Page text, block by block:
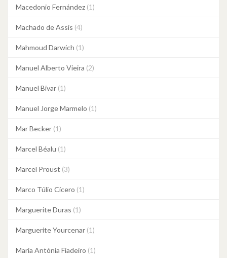
Macedonio Fernández (1)
Machado de Assis (4)
Mahmoud Darwich (1)
Manuel Alberto Vieira (2)
Manuel Bivar (1)
Manuel Jorge Marmelo (1)
Mar Becker (1)
Marcel Béalu (1)
Marcel Proust (3)
Marco Túlio Cícero (1)
Marguerite Duras (1)
Marguerite Yourcenar (1)
Maria Antónia Fiadeiro (1)